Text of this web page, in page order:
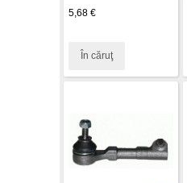
5,68 €
În căruţ